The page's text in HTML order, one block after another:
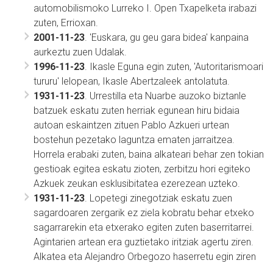
automobilismoko Lurreko I. Open Txapelketa irabazi
zuten, Errioxan.
2001-11-23 . 'Euskara, gu geu gara bidea' kanpaina
aurkeztu zuen Udalak.
1996-11-23 . Ikasle Eguna egin zuten, 'Autoritarismoari
tururu' lelopean, Ikasle Abertzaleek antolatuta.
1931-11-23 . Urrestilla eta Nuarbe auzoko biztanle
batzuek eskatu zuten herriak egunean hiru bidaia
autoan eskaintzen zituen Pablo Azkueri urtean
bostehun pezetako laguntza ematen jarraitzea.
Horrela erabaki zuten, baina alkateari behar zen tokian
gestioak egitea eskatu zioten, zerbitzu hori egiteko
Azkuek zeukan esklusibitatea ezerezean uzteko.
1931-11-23 . Lopetegi zinegotziak eskatu zuen
sagardoaren zergarik ez ziela kobratu behar etxeko
sagarrarekin eta etxerako egiten zuten baserritarrei.
Agintarien artean era guztietako iritziak agertu ziren.
Alkatea eta Alejandro Orbegozo haserretu egin ziren